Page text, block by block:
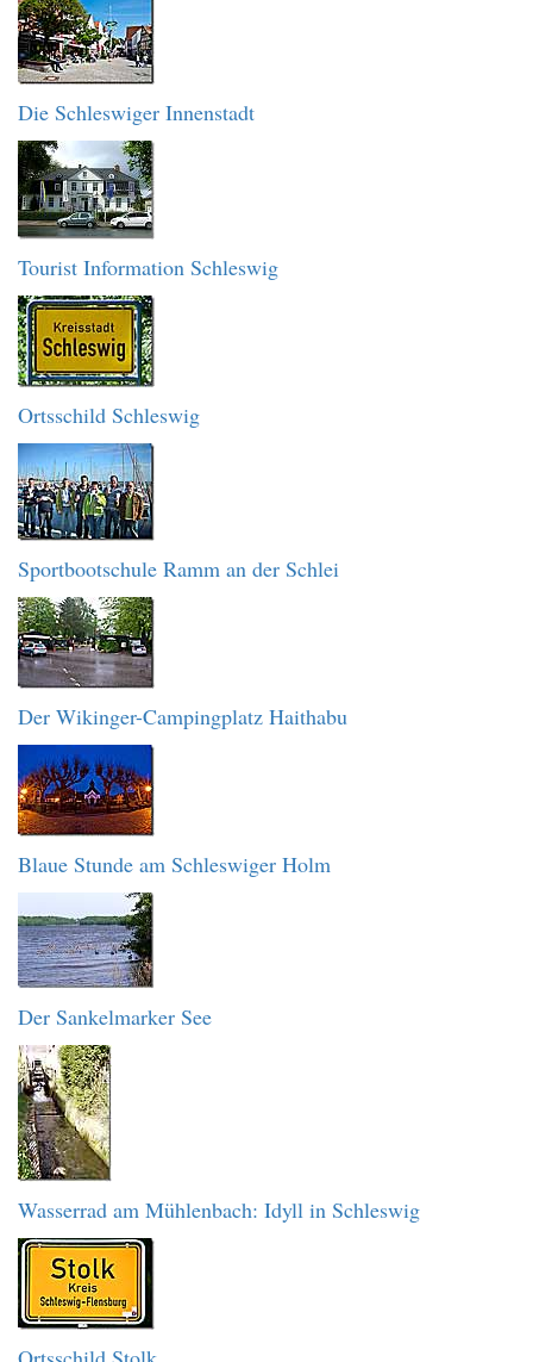
Die Schleswiger Innenstadt
Tourist Information Schleswig
Ortsschild Schleswig
Sportbootschule Ramm an der Schlei
Der Wikinger-Campingplatz Haithabu
Blaue Stunde am Schleswiger Holm
Der Sankelmarker See
Wasserrad am Mühlenbach: Idyll in Schleswig